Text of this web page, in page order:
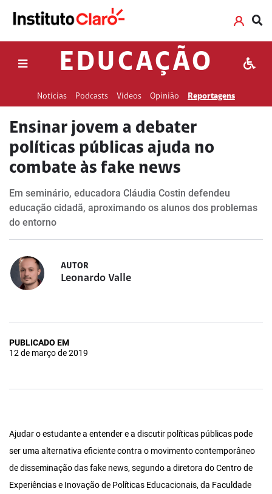
EDUCAÇÃO
Notícias Podcasts Vídeos Opinião Reportagens
Ensinar jovem a debater
políticas públicas ajuda no
combate às fake news
Em seminário, educadora Cláudia Costin defendeu
educação cidadã, aproximando os alunos dos problemas
do entorno
AUTOR
Leonardo Valle
PUBLICADO EM
12 de março de 2019
Ajudar o estudante a entender e a discutir políticas públicas pode
ser uma alternativa eficiente contra o movimento contemporâneo
de disseminação das fake news, segundo a diretora do Centro de
Experiências e Inovação de Políticas Educacionais, da Faculdade